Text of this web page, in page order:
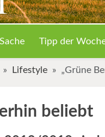
Tipp der
Lifestyle „Grüne
beliebt